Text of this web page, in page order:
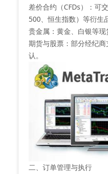
差价合约（CFDs）‌：可
500、恒生指数）等衍生
贵金属‌：黄金、白银等现
期货与股票‌：部分经纪
认‌。
二、订单管理与执行